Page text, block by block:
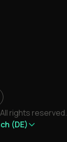
rights reserved.
(DE)